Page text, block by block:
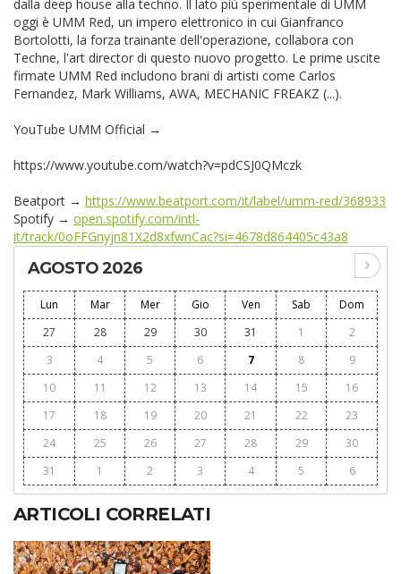
dalla deep house alla techno. Il lato più sperimentale di UMM
oggi è UMM Red, un impero elettronico in cui Gianfranco
Bortolotti, la forza trainante dell'operazione, collabora con
Techne, l'art director di questo nuovo progetto. Le prime uscite
firmate UMM Red includono brani di artisti come Carlos
Fernandez, Mark Williams, AWA, MECHANIC FREAKZ (...).
YouTube UMM Official →
https://www.youtube.com/watch?v=pdCSJ0QMczk
Beatport → https://www.beatport.com/it/label/umm-red/368933
Spotify → open.spotify.com/intl-
it/track/0oFFGnyjn81X2d8xfwnCac?si=4678d864405c43a8
AGOSTO 2026
Lun Mar Mer Gio Ven Sab
Dom
27
28 29 30 31 1
2
3
4 5 6 7 8
9
10
11 12 13 14 15
16
17
18 19 20 21 22
23
24
25 26 27 28 29
30
31
1 2 3 4 5 6
ARTICOLI CORRELATI